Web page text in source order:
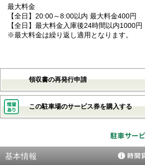
最大料金
【全日】20:00～8:00以内 最大料金400円
【全日】最大料金入庫後24時間以内1000円
※最大料金は繰り返し適用となります。
領収書の再発行申請
この駐車場のサービス券を購入する
基本情報